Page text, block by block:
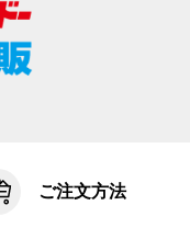
ご注文方法